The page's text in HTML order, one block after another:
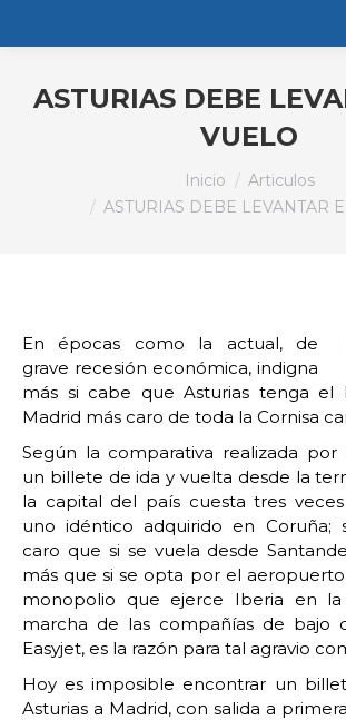
ASTURIAS DEBE
VUELO
Inicio
Articulos
ASTURIAS DEBE LEVANTAR
En épocas como la actual, de
grave recesión económica, indigna
más si cabe que Asturias tenga el
Madrid más caro de toda la Cornisa
Según la comparativa realizada por
un billete de ida y vuelta desde la
la capital del país cuesta tres
uno idéntico adquirido en Coruña;
caro que si se vuela desde
más que si se opta por el aeropuerto
monopolio que ejerce Iberia en
marcha de las compañías de bajo
Easyjet, es la razón para tal agravio
Hoy es imposible encontrar un
Asturias a Madrid, con salida a